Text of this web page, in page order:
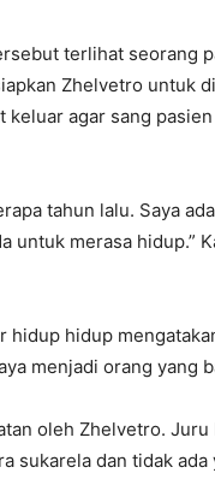
terlihat seorang
Zhelvetro untuk
agar sang
tahun lalu. Saya
untuk merasa hidup.”
hidup
menjadi orang yang
oleh Zhelvetro.
sukarela dan tidak